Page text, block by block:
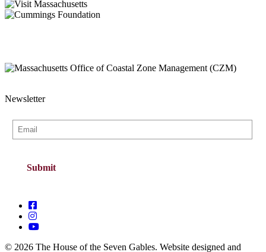
Newsletter
© 2026 The House of the Seven Gables. Website designed and